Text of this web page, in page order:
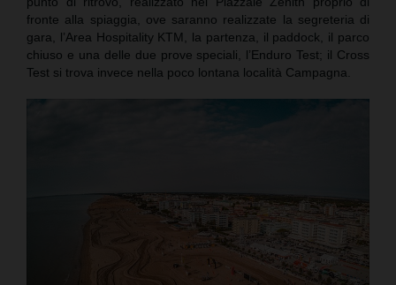
fronte alla spiaggia, ove saranno realizzate la segreteria di
gara, l’Area Hospitality KTM, la partenza, il paddock, il parco
chiuso e una delle due prove speciali, l’Enduro Test; il Cross
Test si trova invece nella poco lontana località Campagna.